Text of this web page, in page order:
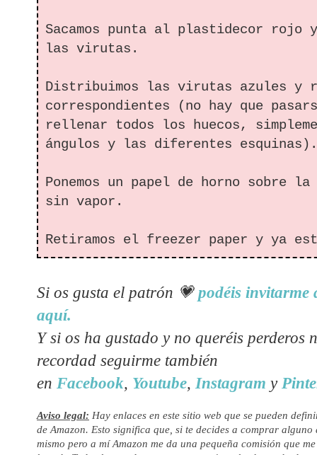
Sacamos punta al plastidecor rojo
las virutas.
Distribuimos las virutas azules y
correspondientes (no hay que
rellenar todos los huecos,
ángulos y las diferentes esquinas).
Ponemos un papel de horno sobre la
sin vapor.
Retiramos el freezer paper y ya
Si os gusta el patrón 💗podéis
aquí.
Y si os ha gustado y no queréis perderos
recordad seguirme también
en Facebook, Youtube, Instagram y
Aviso legal: Hay enlaces en este sitio web que se pueden
de Amazon. Esto significa que, si te decides a comprar
mismo pero a mí Amazon me da una pequeña comisión que